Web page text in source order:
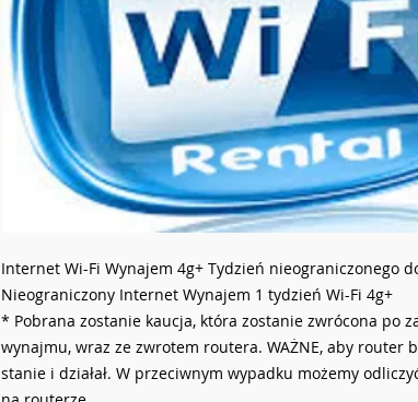
Internet Wi-Fi Wynajem 4g+ Tydzień nieograniczonego
Nieograniczony Internet Wynajem 1 tydzień Wi-Fi 4g+
* Pobrana zostanie kaucja, która zostanie zwrócona po
wynajmu, wraz ze zwrotem routera. WAŻNE, aby router
stanie i działał. W przeciwnym wypadku możemy